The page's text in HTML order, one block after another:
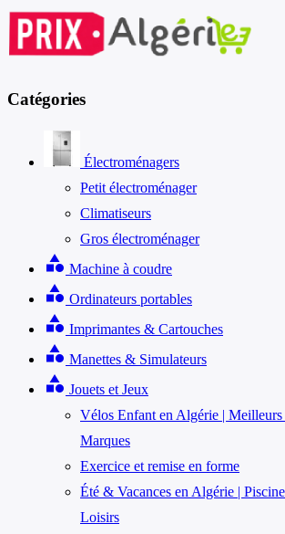
Catégories
Électroménagers
Petit électroménager
Climatiseurs
Gros électroménager
category Machine à coudre
category Ordinateurs portables
category Imprimantes & Cartouches
category Manettes & Simulateurs
category Jouets et Jeux
Vélos Enfant en Algérie |
Marques
Exercice et remise en forme
Été & Vacances en Algérie |
Loisirs